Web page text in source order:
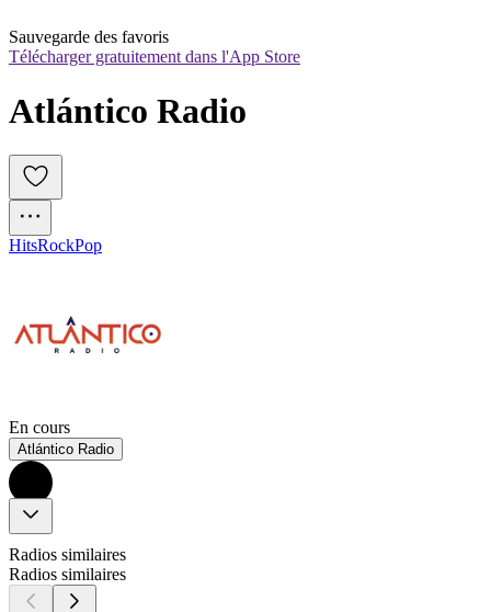
Sauvegarde des favoris
Télécharger gratuitement dans l'App Store
Atlántico Radio
HitsRockPop
En cours
Atlántico Radio
Radios similaires
Radios similaires